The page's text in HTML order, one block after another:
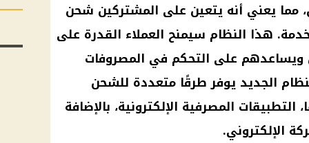
مما يعني أنه يتعين على المشتركين شحن
هذا النظام سيمنح العملاء القدرة على
على التحكم في المصروفات
الجديد يوفر طرقًا متعددة للشحن
المصرفية الإلكترونية، بالإضافة
الإلكتروني.